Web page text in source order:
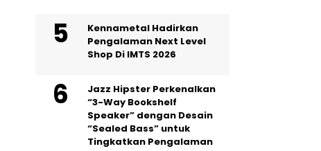
Kennametal Hadirkan
Pengalaman Next Level
Shop Di IMTS 2026
Jazz Hipster Perkenalkan
“3-Way Bookshelf
Speaker” dengan Desain
“Sealed Bass” untuk
Tingkatkan Pengalaman